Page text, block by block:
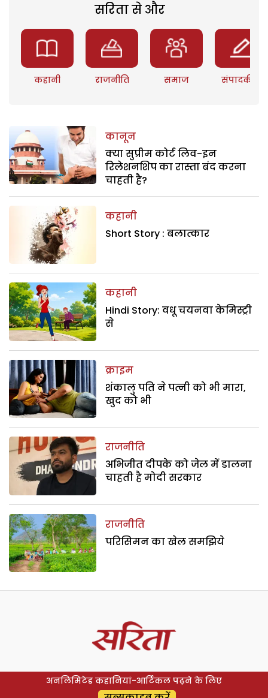
सरिता से और
कहानी राजनीति समाज संपादकीय
कानून
क्या सुप्रीम कोर्ट लिव-इन
रिलेशनशिप का रास्ता बंद करना
चाहती है?
कहानी
Short Story : बलात्कार
कहानी
Hindi Story: वधू चयनवा केमिस्ट्री
से
क्राइम
शंकालु पति ने पत्नी को भी मारा,
खुद को भी
राजनीति
अभिजीत दीपके को जेल में डालना
चाहती है मोदी सरकार
राजनीति
परिसिमन का खेल समझिये
अनलिमिटेड कहानियां-आर्टिकल पढ़ने के लिए